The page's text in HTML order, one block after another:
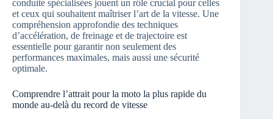
conduite spécialisées jouent un rôle crucial pour celles
et ceux qui souhaitent maîtriser l’art de la vitesse. Une
compréhension approfondie des techniques
d’accélération, de freinage et de trajectoire est
essentielle pour garantir non seulement des
performances maximales, mais aussi une sécurité
optimale.
Comprendre l’attrait pour la moto la plus rapide du
monde au-delà du record de vitesse